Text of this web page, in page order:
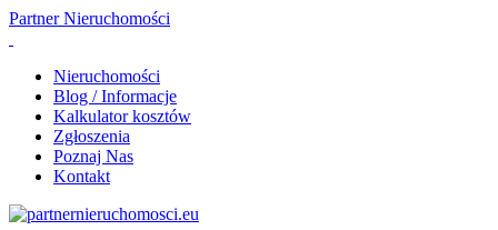
PartnerNieruchomości
Nieruchomości
Blog / Informacje
Kalkulator kosztów
Zgłoszenia
Poznaj Nas
Kontakt